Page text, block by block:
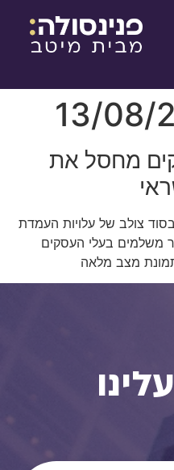
מחסל את
צולב של עלויות העמדת
משלמים בעלי העסקים
תמונת מצב מלאה